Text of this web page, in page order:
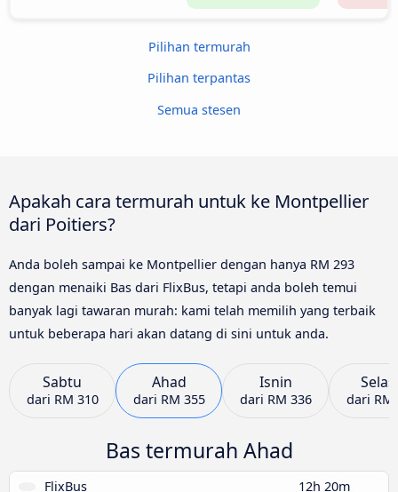
Pilihan termurah
Pilihan terpantas
Semua stesen
Apakah cara termurah untuk ke Montpellier
dari Poitiers?
Anda boleh sampai ke Montpellier dengan hanya RM 293
dengan menaiki Bas dari FlixBus, tetapi anda boleh temui
banyak lagi tawaran murah: kami telah memilih yang terbaik
untuk beberapa hari akan datang di sini untuk anda.
Sabtu
dari RM 310
Ahad
dari RM 355
Isnin
dari RM 336 dari RM
Bas termurah Ahad
FlixBus 12h 20m